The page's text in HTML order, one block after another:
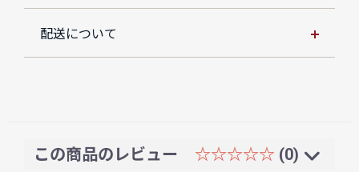
配送について
この商品のレビュー ☆☆☆☆☆ (0)